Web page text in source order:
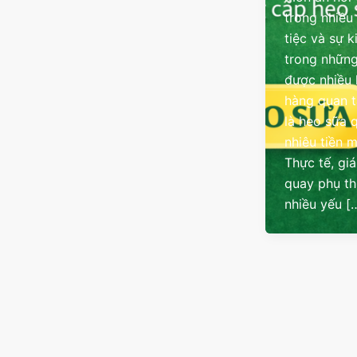
trong nhiều
tiệc và sự
trong
được nhiều
hàng quan
là heo sữa
nhiêu tiền
Thực tế,
quay phụ
nhiều yếu